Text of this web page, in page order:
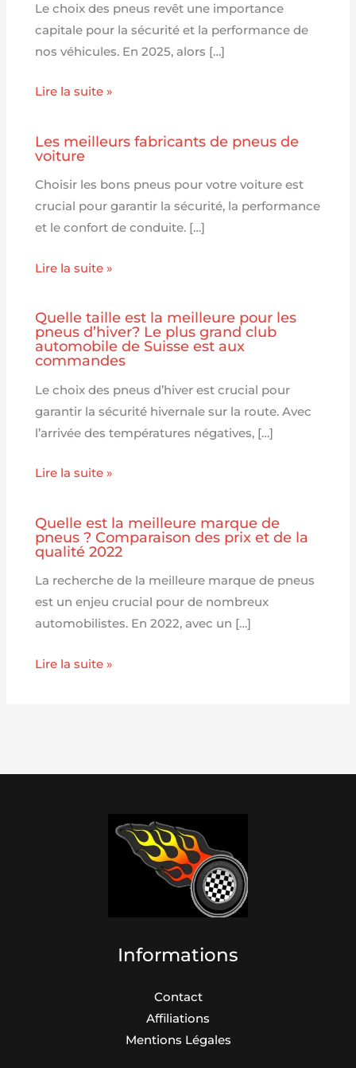
Le choix des pneus revêt une importance
capitale pour la sécurité et la performance de
nos véhicules. En 2025, alors […]
Lire la suite »
Les meilleurs fabricants de pneus de
voiture
Choisir les bons pneus pour votre voiture est
crucial pour garantir la sécurité, la performance
et le confort de conduite. […]
Lire la suite »
Quelle taille est la meilleure pour les
pneus d’hiver? Le plus grand club
automobile de Suisse est aux
commandes
Le choix des pneus d’hiver est crucial pour
garantir la sécurité hivernale sur la route. Avec
l’arrivée des températures négatives, […]
Lire la suite »
Quelle est la meilleure marque de
pneus ? Comparaison des prix et de la
qualité 2022
La recherche de la meilleure marque de pneus
est un enjeu crucial pour de nombreux
automobilistes. En 2022, avec un […]
Lire la suite »
Informations
Contact
Affiliations
Mentions Légales